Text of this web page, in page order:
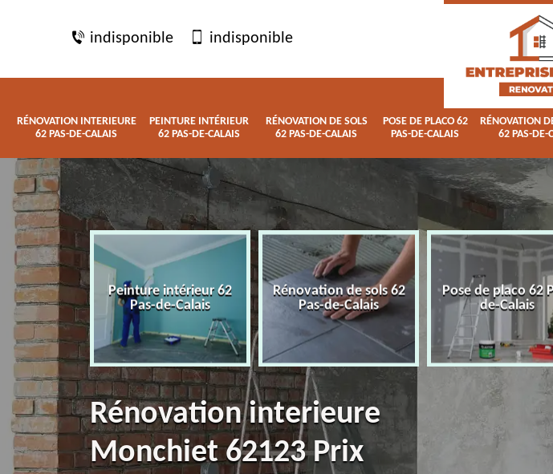
indisponible indisponible
RÉNOVATION INTERIEURE
62 PAS-DE-CALAIS
PEINTURE INTÉRIEUR
62 PAS-DE-CALAIS
RÉNOVATION DE SOLS
62 PAS-DE-CALAIS
POSE DE PLACO 62
PAS-DE-CALAIS
RÉNOVATION
62 PAS-DE-
interieure
Calais
Peinture intérieur 62
Pas-de-Calais
Rénovation de sols 62
Pas-de-Calais
Pose de placo 62
de-Calais
Rénovation interieure
Monchiet 62123 Prix